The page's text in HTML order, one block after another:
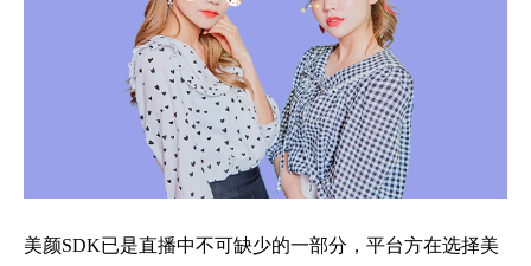
美颜SDK已是直播中不可缺少的一部分，平台方在选择美